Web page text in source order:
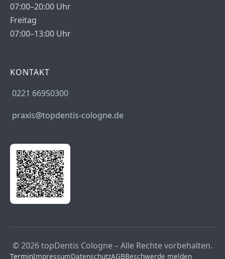
07:00–20:00 Uhr
Freitag
07:00–13:00 Uhr
KONTAKT
0221 66950300
praxis@topdentis-cologne.de
© 2026 topDentis Cologne – Alle Rechte vorbehalten.
TerminImpressumDatenschutzAGBBeschwerde melden